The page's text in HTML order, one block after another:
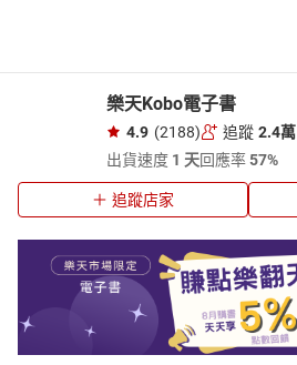
樂天Kobo電子書
4.9 (2188) 追蹤 2.4萬
出貨速度 1 天回應率57%
追蹤店家